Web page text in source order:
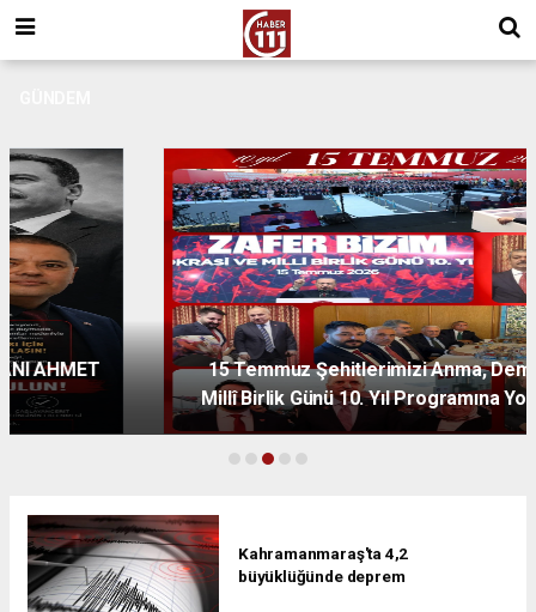
15 Temmuz Şehitlerimizi Anma, Demokrasi ve
Millî Birlik Günü 10. Yıl Programına Yoğun Katılım
Kahramanmaraş'ta 4,2
büyüklüğünde deprem